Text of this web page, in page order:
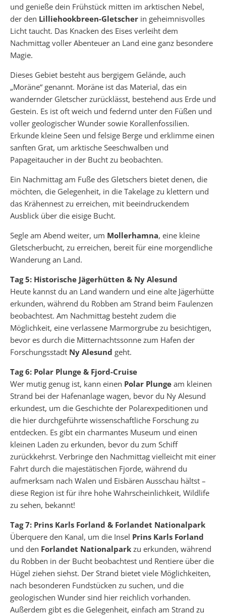
und genieße dein Frühstück mitten im arktischen Nebel,
der den Lilliehookbreen-Gletscher in geheimnisvolles
Licht taucht. Das Knacken des Eises verleiht dem
Nachmittag voller Abenteuer an Land eine ganz besondere
Magie.
Dieses Gebiet besteht aus bergigem Gelände, auch
„Moräne“ genannt. Moräne ist das Material, das ein
wandernder Gletscher zurücklässt, bestehend aus Erde und
Gestein. Es ist oft weich und federnd unter den Füßen und
voller geologischer Wunder sowie Korallenfossilien.
Erkunde kleine Seen und felsige Berge und erklimme einen
sanften Grat, um arktische Seeschwalben und
Papageitaucher in der Bucht zu beobachten.
Ein Nachmittag am Fuße des Gletschers bietet denen, die
möchten, die Gelegenheit, in die Takelage zu klettern und
das Krähennest zu erreichen, mit beeindruckendem
Ausblick über die eisige Bucht.
Segle am Abend weiter, um Mollerhamna, eine kleine
Gletscherbucht, zu erreichen, bereit für eine morgendliche
Wanderung an Land.
Tag 5: Historische Jägerhütten & Ny Alesund
Heute kannst du an Land wandern und eine alte Jägerhütte
erkunden, während du Robben am Strand beim Faulenzen
beobachtest. Am Nachmittag besteht zudem die
Möglichkeit, eine verlassene Marmorgrube zu besichtigen,
bevor es durch die Mitternachtssonne zum Hafen der
Forschungsstadt Ny Alesund geht.
Tag 6: Polar Plunge & Fjord-Cruise
Wer mutig genug ist, kann einen Polar Plunge am kleinen
Strand bei der Hafenanlage wagen, bevor du Ny Alesund
erkundest, um die Geschichte der Polarexpeditionen und
die hier durchgeführte wissenschaftliche Forschung zu
entdecken. Es gibt ein charmantes Museum und einen
kleinen Laden zu erkunden, bevor du zum Schiff
zurückkehrst. Verbringe den Nachmittag vielleicht mit einer
Fahrt durch die majestätischen Fjorde, während du
aufmerksam nach Walen und Eisbären Ausschau hältst –
diese Region ist für ihre hohe Wahrscheinlichkeit, Wildlife
zu sehen, bekannt!
Tag 7: Prins Karls Forland & Forlandet Nationalpark
Überquere den Kanal, um die Insel Prins Karls Forland
und den Forlandet Nationalpark zu erkunden, während
du Robben in der Bucht beobachtest und Rentiere über die
Hügel ziehen siehst. Der Strand bietet viele Möglichkeiten,
nach besonderen Fundstücken zu suchen, und die
geologischen Wunder sind hier reichlich vorhanden.
Außerdem gibt es die Gelegenheit, einfach am Strand zu